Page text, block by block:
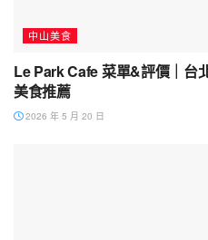
中山美食
Le Park Cafe 菜單&評價｜台
美食推薦
2026 年 5 月 20 日